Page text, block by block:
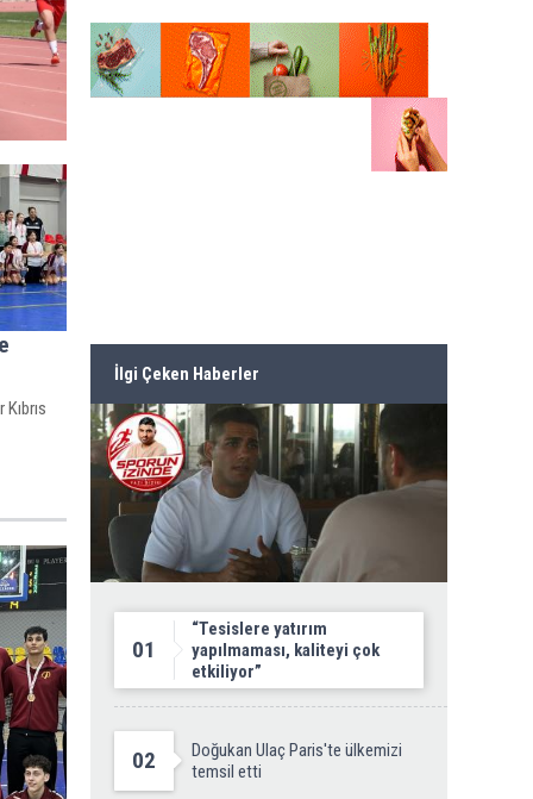
İlgi Çeken Haberler
01
“Tesislere yatırım
yapılmaması, kaliteyi çok
etkiliyor”
02
Doğukan Ulaç Paris'te ülkemizi
temsil etti